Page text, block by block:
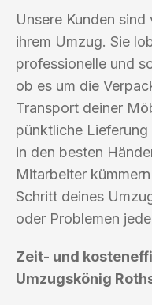
Unsere Kunden
ihrem Umzug. Sie
professionelle und
ob es um die
Transport deiner
pünktliche
in den besten
Mitarbeiter
Schritt deines
oder Problemen
Zeit- und
Umzugskönig